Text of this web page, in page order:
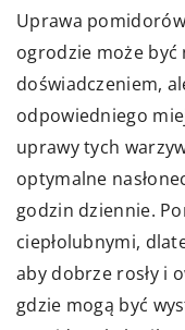
Uprawa
ogrodzie może być
doświadczeniem,
odpowiedniego
uprawy tych
optymalne
godzin dziennie.
ciepłolubnymi,
aby dobrze rosły i
gdzie mogą być